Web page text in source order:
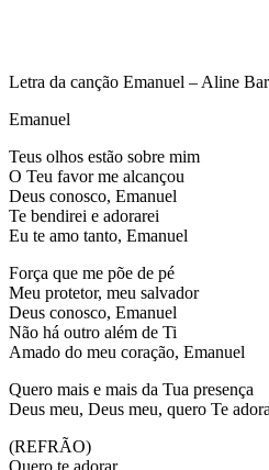
Letra da canção Emanuel – Aline
Emanuel
Teus olhos estão sobre mim
O Teu favor me alcançou
Deus conosco, Emanuel
Te bendirei e adorarei
Eu te amo tanto, Emanuel
Força que me põe de pé
Meu protetor, meu salvador
Deus conosco, Emanuel
Não há outro além de Ti
Amado do meu coração, Emanuel
Quero mais e mais da Tua presença
Deus meu, Deus meu, quero Te
(REFRÃO)
Quero te adorar